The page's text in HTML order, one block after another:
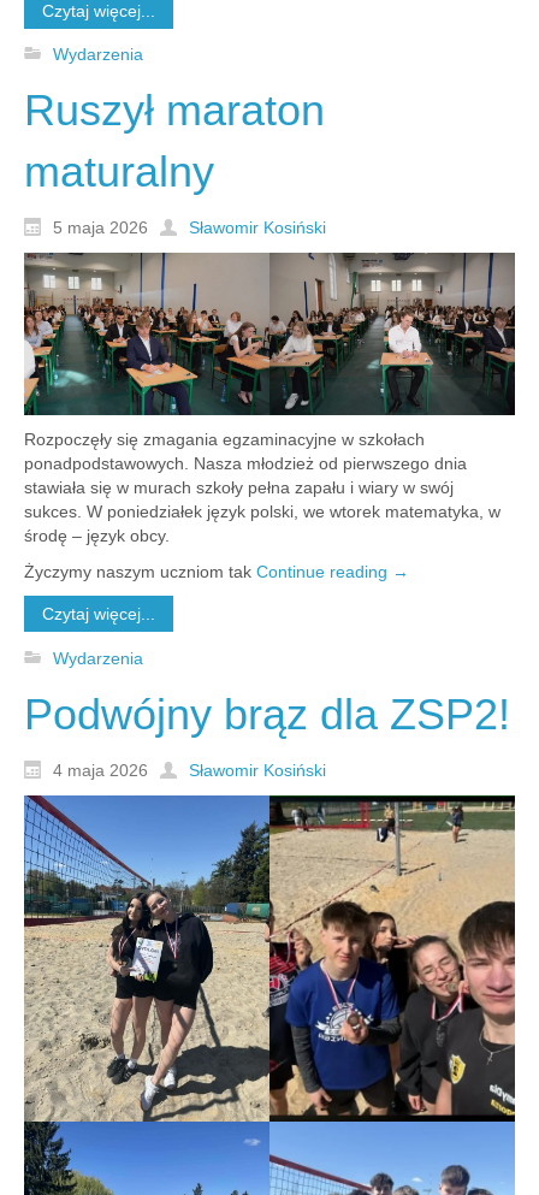
Czytaj więcej...
Wydarzenia
Ruszył maraton
maturalny
5 maja 2026 Sławomir Kosiński
Rozpoczęły się zmagania egzaminacyjne w szkołach
ponadpodstawowych. Nasza młodzież od pierwszego dnia
stawiała się w murach szkoły pełna zapału i wiary w swój
sukces. W poniedziałek język polski, we wtorek matematyka, w
środę – język obcy.
Życzymy naszym uczniom tak Continue reading →
Czytaj więcej...
Wydarzenia
Podwójny brąz dla ZSP2!
4 maja 2026 Sławomir Kosiński